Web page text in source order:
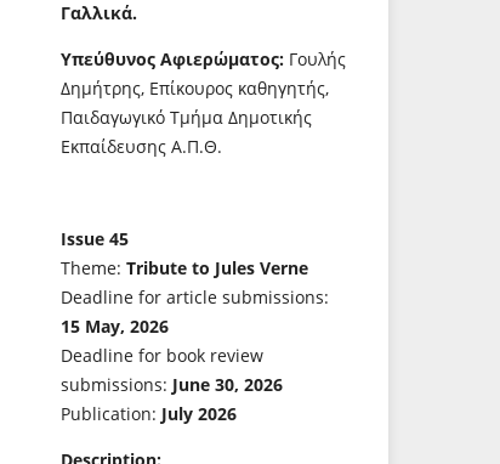
Γαλλικά.
Υπεύθυνος Αφιερώματος: Γουλής
Δημήτρης, Επίκουρος καθηγητής,
Παιδαγωγικό Τμήμα Δημοτικής
Εκπαίδευσης Α.Π.Θ.
Issue 45
Theme: Tribute to Jules Verne
Deadline for article submissions:
15 May, 2026
Deadline for book review
submissions: June 30, 2026
Publication: July 2026